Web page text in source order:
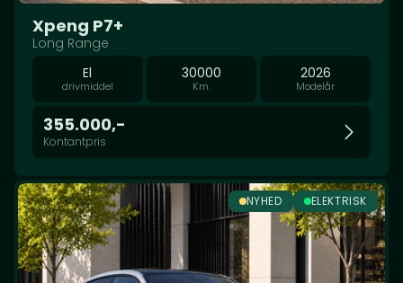
Xpeng P7+
Long Range
El
drivmiddel
30000
Km.
2026
Modelår
355.000,-
Kontantpris
NYHED ELEKTRISK